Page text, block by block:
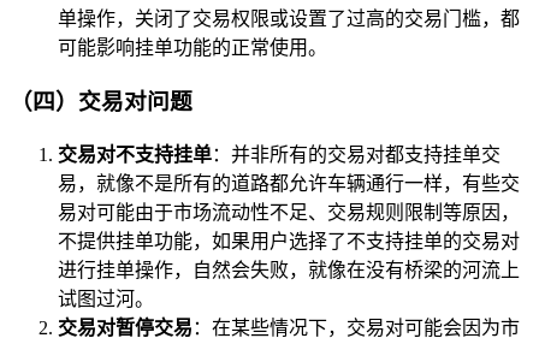
单操作，关闭了交易权限或设置了过高的交易门槛，都
可能影响挂单功能的正常使用。
（四）交易对问题
交易对不支持挂单：并非所有的交易对都支持挂单交
易，就像不是所有的道路都允许车辆通行一样，有些交
易对可能由于市场流动性不足、交易规则限制等原因，
不提供挂单功能，如果用户选择了不支持挂单的交易对
进行挂单操作，自然会失败，就像在没有桥梁的河流上
试图过河。
交易对暂停交易 ：在某些情况下，交易对可能会因为市